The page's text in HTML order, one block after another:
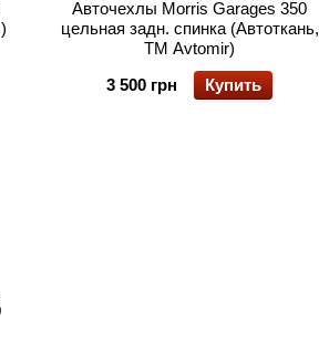
Авточехлы Morris Garages 350
цельная задн. спинка (Автоткань,
TM Avtomir)
3 500 грн
Купить